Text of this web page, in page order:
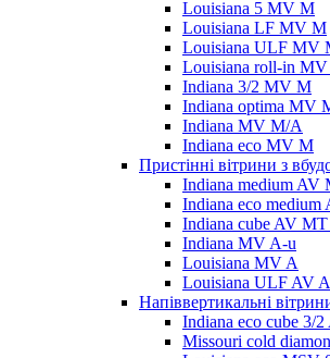
Louisiana 5 MV M
Louisiana LF MV M
Louisiana ULF MV
Louisiana roll-in
Indiana 3/2 MV M
Indiana optima MV
Indiana MV M/A
Indiana eco MV M
Пристінні вітрини з
Indiana medium AV
Indiana eco medium
Indiana cube AV MT
Indiana MV A-u
Louisiana MV A
Louisiana ULF AV A
Напіввертикальні
Indiana eco cube 3/
Missouri cold